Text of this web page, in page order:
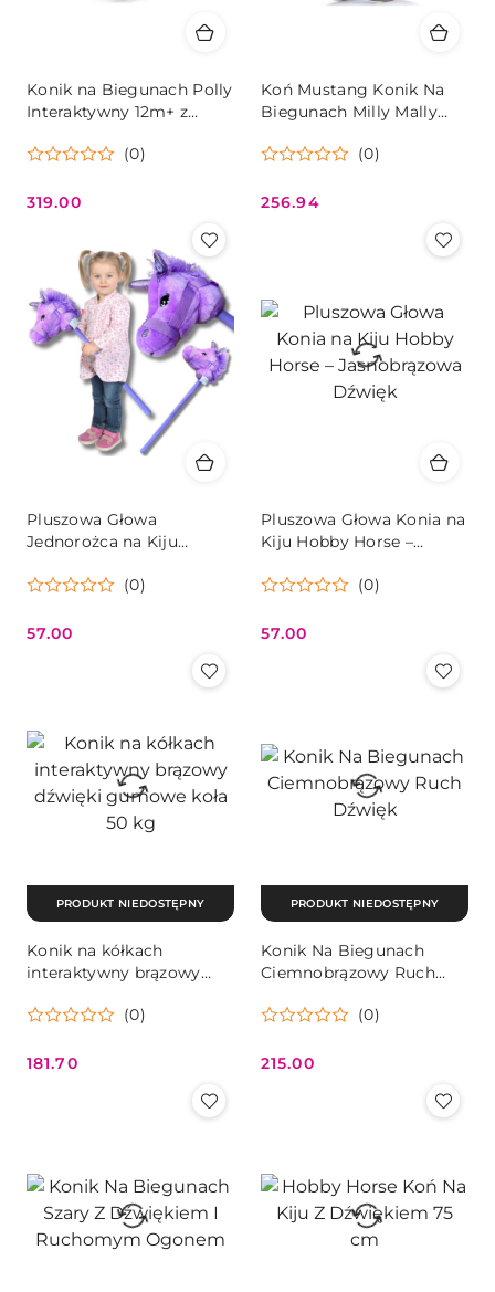
Konik na Biegunach Polly
Interaktywny 12m+ z
(0)
Cena:
319.00
Koń Mustang Konik Na
Biegunach Milly Mally
(0)
Cena:
256.94
Pluszowa Głowa
Jednorożca na Kiju
Dźwięk
(0)
Cena:
57.00
Pluszowa Głowa Konia na
Kiju Hobby Horse –
(0)
Cena:
57.00
Konik na kółkach
interaktywny brązowy
kg
(0)
Cena:
181.70
PRODUKT NIEDOSTĘPNY
Konik Na Biegunach
Ciemnobrązowy Ruch
(0)
Cena:
215.00
PRODUKT NIEDOSTĘPNY